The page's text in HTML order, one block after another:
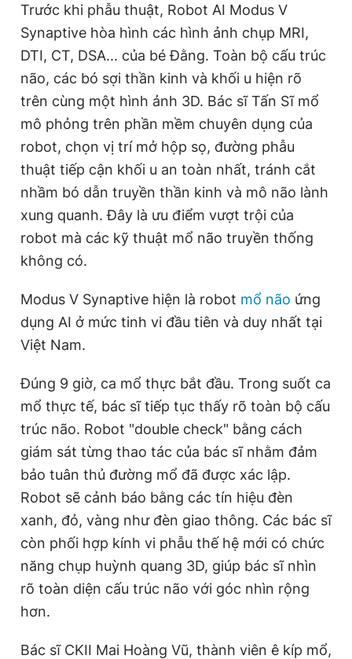
Trước khi phẫu thuật, Robot AI Modus V
Synaptive hòa hình các hình ảnh chụp MRI,
DTI, CT, DSA... của bé Đằng. Toàn bộ cấu trúc
não, các bó sợi thần kinh và khối u hiện rõ
trên cùng một hình ảnh 3D. Bác sĩ Tấn Sĩ mổ
mô phỏng trên phần mềm chuyên dụng của
robot, chọn vị trí mở hộp sọ, đường phẫu
thuật tiếp cận khối u an toàn nhất, tránh cắt
nhầm bó dẫn truyền thần kinh và mô não lành
xung quanh. Đây là ưu điểm vượt trội của
robot mà các kỹ thuật mổ não truyền thống
không có.
Modus V Synaptive hiện là robot mổ não ứng
dụng AI ở mức tinh vi đầu tiên và duy nhất tại
Việt Nam.
Đúng 9 giờ, ca mổ thực bắt đầu. Trong suốt ca
mổ thực tế, bác sĩ tiếp tục thấy rõ toàn bộ cấu
trúc não. Robot "double check" bằng cách
giám sát từng thao tác của bác sĩ nhằm đảm
bảo tuân thủ đường mổ đã được xác lập.
Robot sẽ cảnh báo bằng các tín hiệu đèn
xanh, đỏ, vàng như đèn giao thông. Các bác sĩ
còn phối hợp kính vi phẫu thế hệ mới có chức
năng chụp huỳnh quang 3D, giúp bác sĩ nhìn
rõ toàn diện cấu trúc não với góc nhìn rộng
hơn.
Bác sĩ CKII Mai Hoàng Vũ, thành viên ê kíp mổ,